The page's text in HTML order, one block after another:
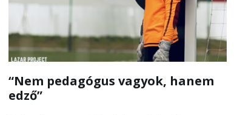
“Nem pedagógus vagyok, hanem
edző”